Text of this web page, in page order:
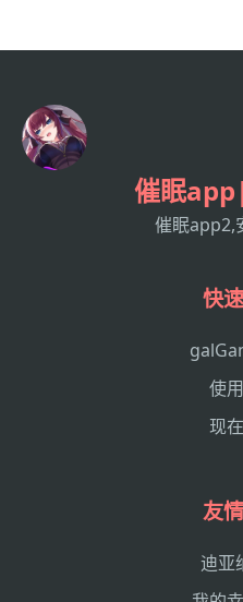
催眠
催眠app2,
快
使
现
友
迪亚